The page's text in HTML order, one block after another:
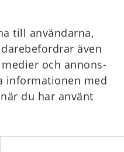
till användarna,
även
och annons-
informationen med
du har använt
Sedan dess har jag
säger Henrik, vd på
fart och som nu har fått